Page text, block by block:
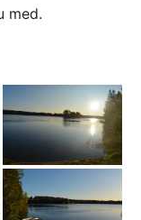
med.